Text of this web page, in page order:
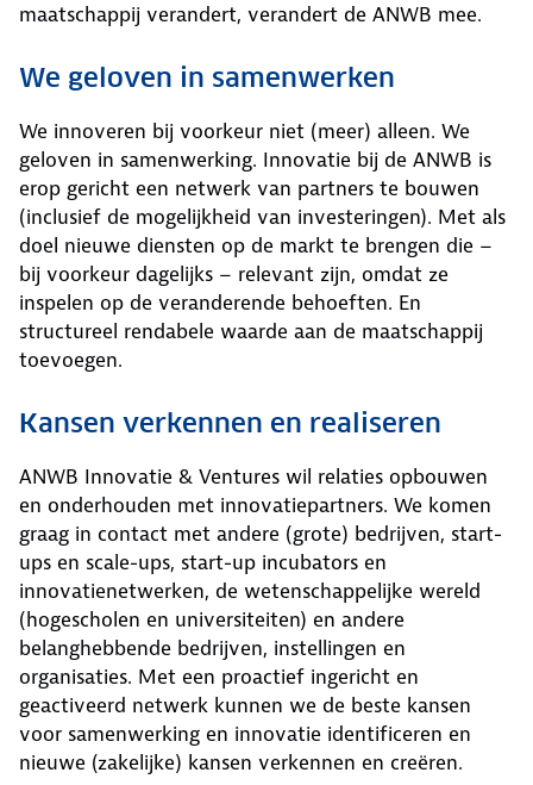
maatschappij verandert, verandert de ANWB mee.
We geloven in samenwerken
We innoveren bij voorkeur niet (meer) alleen. We
geloven in samenwerking. Innovatie bij de ANWB is
erop gericht een netwerk van partners te bouwen
(inclusief de mogelijkheid van investeringen). Met als
doel nieuwe diensten op de markt te brengen die –
bij voorkeur dagelijks – relevant zijn, omdat ze
inspelen op de veranderende behoeften. En
structureel rendabele waarde aan de maatschappij
toevoegen.
Kansen verkennen en realiseren
ANWB Innovatie & Ventures wil relaties opbouwen
en onderhouden met innovatiepartners. We komen
graag in contact met andere (grote) bedrijven, start-
ups en scale-ups, start-up incubators en
innovatienetwerken, de wetenschappelijke wereld
(hogescholen en universiteiten) en andere
belanghebbende bedrijven, instellingen en
organisaties. Met een proactief ingericht en
geactiveerd netwerk kunnen we de beste kansen
voor samenwerking en innovatie identificeren en
nieuwe (zakelijke) kansen verkennen en creëren.